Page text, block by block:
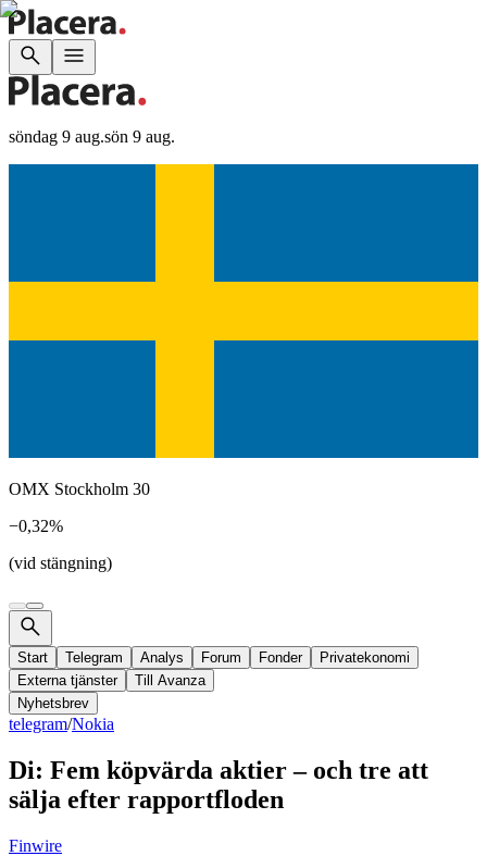
söndag 9 aug.sön 9 aug.
OMX Stockholm 30
−0,32%
(vid stängning)
Start Telegram Analys Forum Fonder
Privatekonomi
Externa tjänster
Till Avanza
Nyhetsbrev
telegram/Nokia
Di: Fem köpvärda aktier – och tre att
sälja efter rapportfloden
Finwire